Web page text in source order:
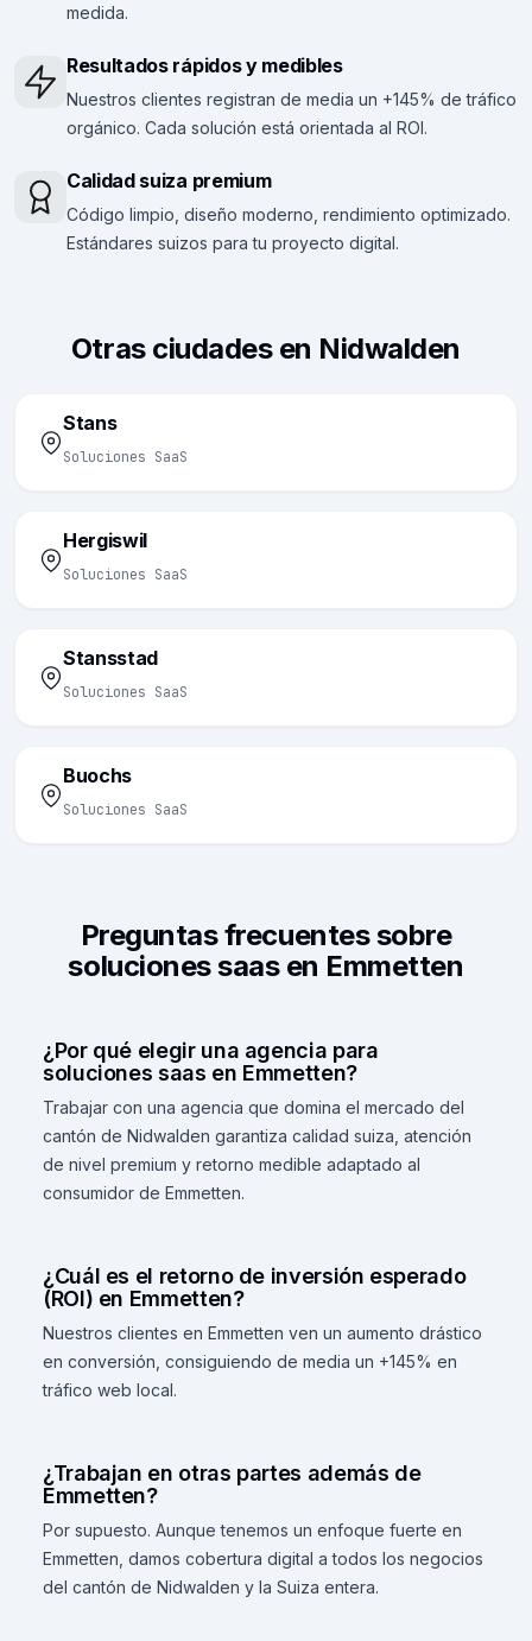
medida.
Resultados rápidos y medibles
Nuestros clientes registran de media un +145% de tráfico
orgánico. Cada solución está orientada al ROI.
Calidad suiza premium
Código limpio, diseño moderno, rendimiento optimizado.
Estándares suizos para tu proyecto digital.
Otras ciudades en Nidwalden
Stans
Soluciones SaaS
Hergiswil
Soluciones SaaS
Stansstad
Soluciones SaaS
Buochs
Soluciones SaaS
Preguntas frecuentes sobre
soluciones saas en Emmetten
¿Por qué elegir una agencia para
soluciones saas en Emmetten?
Trabajar con una agencia que domina el mercado del
cantón de Nidwalden garantiza calidad suiza, atención
de nivel premium y retorno medible adaptado al
consumidor de Emmetten.
¿Cuál es el retorno de inversión esperado
(ROI) en Emmetten?
Nuestros clientes en Emmetten ven un aumento drástico
en conversión, consiguiendo de media un +145% en
tráfico web local.
¿Trabajan en otras partes además de
Emmetten?
Por supuesto. Aunque tenemos un enfoque fuerte en
Emmetten, damos cobertura digital a todos los negocios
del cantón de Nidwalden y la Suiza entera.